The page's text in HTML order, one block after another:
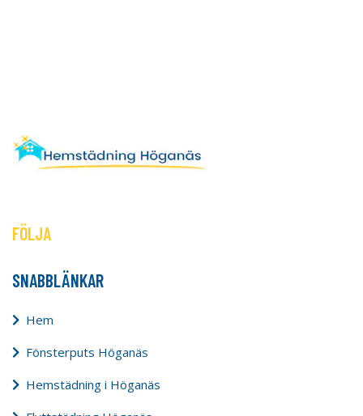
FÖLJA
SNABBLÄNKAR
Hem
Fönsterputs Höganäs
Hemstädning i Höganäs